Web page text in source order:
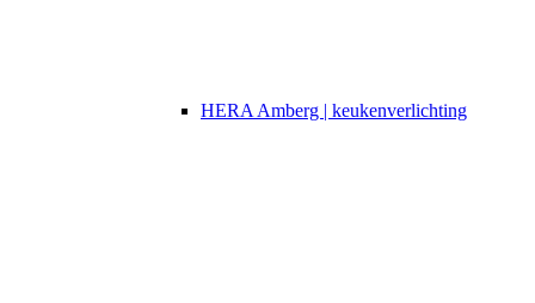
HERA Amberg | keukenverlichting